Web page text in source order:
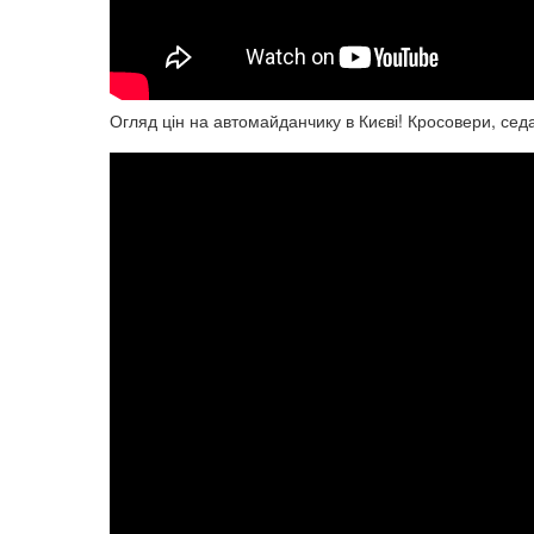
Огляд цін на автомайданчику в Києві! Кросовери,